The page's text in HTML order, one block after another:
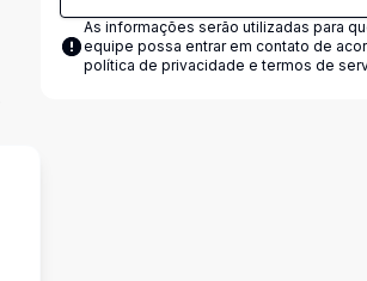
As informações serão utilizadas para
equipe possa entrar em contato de
política de privacidade e termos de